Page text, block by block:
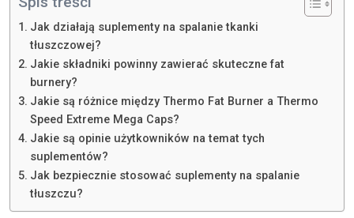
Jak działają suplementy na spalanie tkanki
tłuszczowej?
Jakie składniki powinny zawierać skuteczne fat
burnery?
Jakie są różnice między Thermo Fat Burner a Thermo
Speed Extreme Mega Caps?
Jakie są opinie użytkowników na temat tych
suplementów?
Jak bezpiecznie stosować suplementy na spalanie
tłuszczu?